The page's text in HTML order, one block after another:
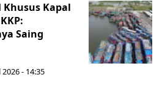
Khusus Kapal
Saing
2026 - 14:35